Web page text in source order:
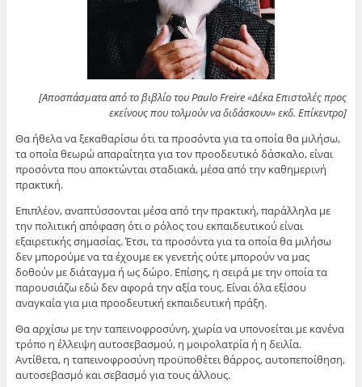
[Αποσπάσματα από το βιβλίο του Paulo Freire «Δέκα Επιστολές προς
εκείνους που τολμούν να διδάσκουν» εκδ. Επίκεντρο]
Θα ήθελα να ξεκαθαρίσω ότι τα προσόντα για τα οποία θα μιλήσω,
τα οποία θεωρώ απαραίτητα για τον προοδευτικό δάσκαλο, είναι
προσόντα που αποκτώνται σταδιακά, μέσα από την καθημερινή
πρακτική.
Επιπλέον, αναπτύσσονται μέσα από την πρακτική, παράλληλα με
την πολιτική απόφαση ότι ο ρόλος του εκπαιδευτικού είναι
εξαιρετικής σημασίας. Έτσι, τα προσόντα για τα οποία θα μιλήσω
δεν μπορούμε να τα έχουμε εκ γενετής ούτε μπορούν να μας
δοθούν με διάταγμα ή ως δώρο. Επίσης, η σειρά με την οποία τα
παρουσιάζω εδώ δεν αφορά την αξία τους. Είναι όλα εξίσου
αναγκαία για μια προοδευτική εκπαιδευτική πράξη.
Θα αρχίσω με την ταπεινοφροσύνη, χωρία να υπονοείται με κανένα
τρόπο η έλλειψη αυτοσεβασμού, η μοιρολατρία ή η δειλία.
Αντίθετα, η ταπεινοφροσύνη προϋποθέτει θάρρος, αυτοπεποίθηση,
αυτοσεβασμό και σεβασμό για τους άλλους.